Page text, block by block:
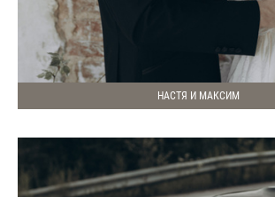
НАСТЯ И МАКСИМ